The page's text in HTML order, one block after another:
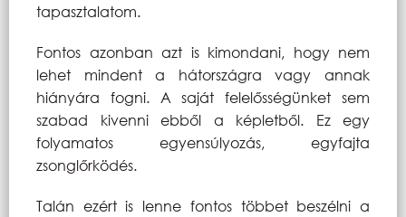
tapasztalatom.
Fontos azonban azt is kimondani, hogy nem
lehet mindent a hátországra vagy annak
hiányára fogni. A saját felelősségünket sem
szabad kivenni ebből a képletből. Ez egy
folyamatos egyensúlyozás, egyfajta
zsonglőrködés.
Talán ezért is lenne fontos többet beszélni a